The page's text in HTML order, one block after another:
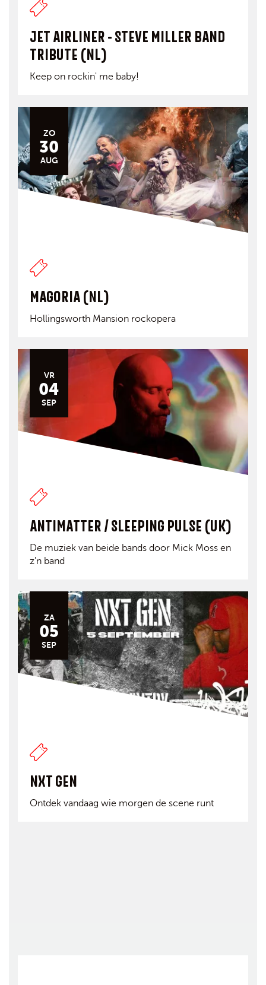
JET AIRLINER - STEVE MILLER BAND
TRIBUTE (NL)
Keep on rockin' me baby!
ZO
30
AUG
MAGORIA (NL)
Hollingsworth Mansion rockopera
VR
04
SEP
ANTIMATTER / SLEEPING PULSE (UK)
De muziek van beide bands door Mick Moss en
z'n band
ZA
05
SEP
NXT GEN
Ontdek vandaag wie morgen de scene runt